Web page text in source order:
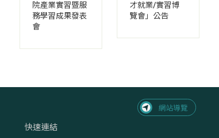
院產業實習暨服
務學習成果發表
會
才就業/實習博
覽會」公告
快速連結